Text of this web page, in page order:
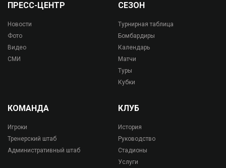
ПРЕСС-ЦЕНТР
Новости
Фото
Видео
СМИ
СЕЗОН
Турнирная таблица
Бомбардиры
Календарь
Матчи
Туры
Кубки
КОМАНДА
Игроки
Тренерский штаб
Административный штаб
КЛУБ
История
Руководство
Стадионы
Услуги